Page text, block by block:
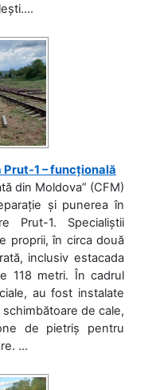
1 – funcțională
din Moldova” (CFM)
și punerea în
Prut-1. Specialiștii
proprii, în circa două
inclusiv estacada
118 metri. În cadrul
au fost instalate
de cale,
de pietriș pentru
...